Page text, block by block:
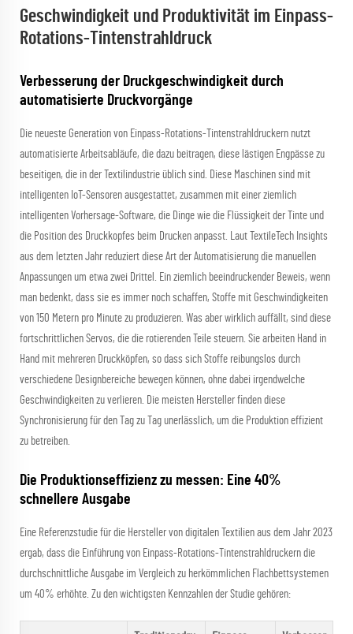
Geschwindigkeit und Produktivität im Einpass-
Rotations-Tintenstrahldruck
Verbesserung der Druckgeschwindigkeit durch
automatisierte Druckvorgänge
Die neueste Generation von Einpass-Rotations-Tintenstrahldruckern nutzt
automatisierte Arbeitsabläufe, die dazu beitragen, diese lästigen Engpässe zu
beseitigen, die in der Textilindustrie üblich sind. Diese Maschinen sind mit
intelligenten IoT-Sensoren ausgestattet, zusammen mit einer ziemlich
intelligenten Vorhersage-Software, die Dinge wie die Flüssigkeit der Tinte und
die Position des Druckkopfes beim Drucken anpasst. Laut TextileTech Insights
aus dem letzten Jahr reduziert diese Art der Automatisierung die manuellen
Anpassungen um etwa zwei Drittel. Ein ziemlich beeindruckender Beweis, wenn
man bedenkt, dass sie es immer noch schaffen, Stoffe mit Geschwindigkeiten
von 150 Metern pro Minute zu produzieren. Was aber wirklich auffällt, sind diese
fortschrittlichen Servos, die die rotierenden Teile steuern. Sie arbeiten Hand in
Hand mit mehreren Druckköpfen, so dass sich Stoffe reibungslos durch
verschiedene Designbereiche bewegen können, ohne dabei irgendwelche
Geschwindigkeiten zu verlieren. Die meisten Hersteller finden diese
Synchronisierung für den Tag zu Tag unerlässlich, um die Produktion effizient
zu betreiben.
Die Produktionseffizienz zu messen: Eine 40%
schnellere Ausgabe
Eine Referenzstudie für die Hersteller von digitalen Textilien aus dem Jahr 2023
ergab, dass die Einführung von Einpass-Rotations-Tintenstrahldruckern die
durchschnittliche Ausgabe im Vergleich zu herkömmlichen Flachbettsystemen
um 40% erhöhte. Zu den wichtigsten Kennzahlen der Studie gehören: